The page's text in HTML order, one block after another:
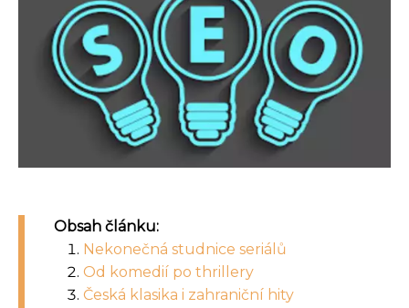
Obsah článku:
Nekonečná studnice seriálů
Od komedií po thrillery
Česká klasika i zahraniční hity